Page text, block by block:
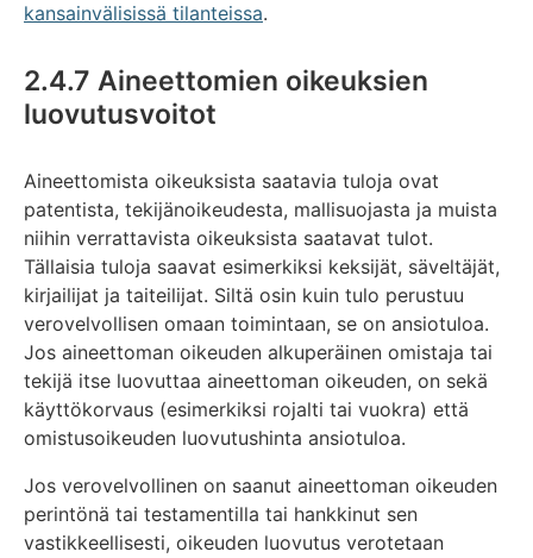
kansainvälisissä tilanteissa.
2.4.7 Aineettomien oikeuksien
luovutusvoitot
Aineettomista oikeuksista saatavia tuloja ovat
patentista, tekijänoikeudesta, mallisuojasta ja muista
niihin verrattavista oikeuksista saatavat tulot.
Tällaisia tuloja saavat esimerkiksi keksijät, säveltäjät,
kirjailijat ja taiteilijat. Siltä osin kuin tulo perustuu
verovelvollisen omaan toimintaan, se on ansiotuloa.
Jos aineettoman oikeuden alkuperäinen omistaja tai
tekijä itse luovuttaa aineettoman oikeuden, on sekä
käyttökorvaus (esimerkiksi rojalti tai vuokra) että
omistusoikeuden luovutushinta ansiotuloa.
Jos verovelvollinen on saanut aineettoman oikeuden
perintönä tai testamentilla tai hankkinut sen
vastikkeellisesti, oikeuden luovutus verotetaan